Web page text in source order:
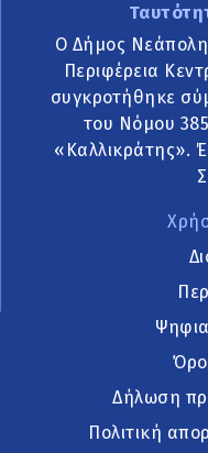
Ο Δήμος
Περιφέρεια
συγκροτήθηκε
του Νόμου
«Καλλικράτης».
Δήλωση
Πολιτική